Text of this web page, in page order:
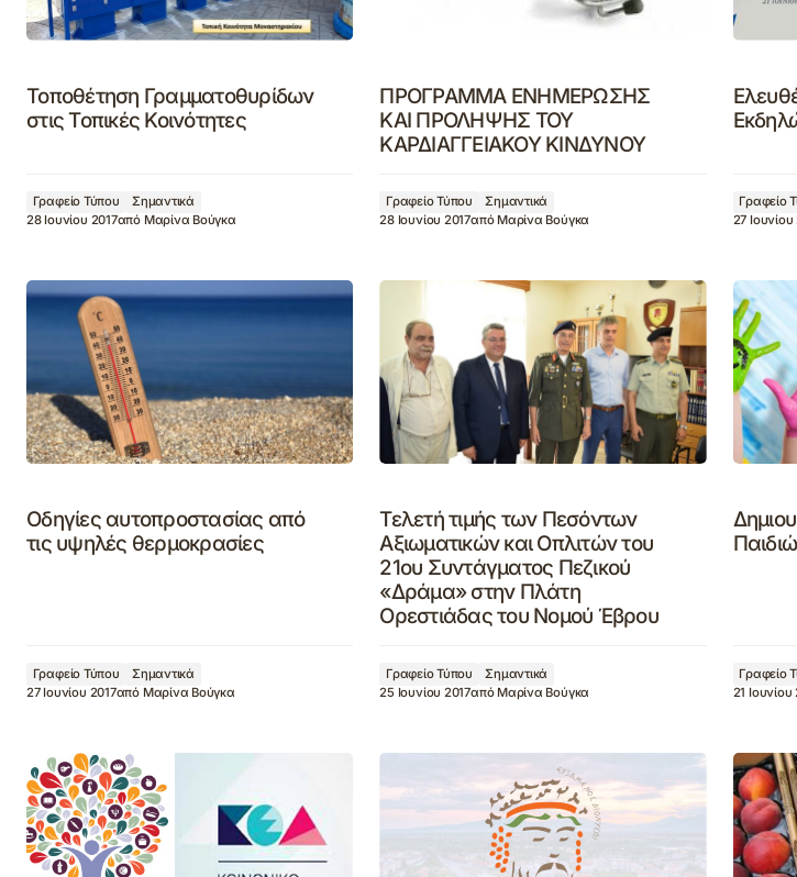
Τοποθέτηση Γραμματοθυρίδων
στις Τοπικές Κοινότητες
Γραφείο Τύπου
Σημαντικά
28 Ιουνίου 2017από Μαρίνα Βούγκα
ΠΡΟΓΡΑΜΜΑ ΕΝΗΜΕΡΩΣΗΣ
ΚΑΙ ΠΡΟΛΗΨΗΣ ΤΟΥ
ΚΑΡΔΙΑΓΓΕΙΑΚΟΥ ΚΙΝΔΥΝΟΥ
Γραφείο Τύπου
Σημαντικά
28 Ιουνίου 2017από Μαρίνα Βούγκα
Γραφείο
27 Ιουνίου
Οδηγίες αυτοπροστασίας από
τις υψηλές θερμοκρασίες
Γραφείο Τύπου
Σημαντικά
27 Ιουνίου 2017από Μαρίνα Βούγκα
Τελετή τιμής των Πεσόντων
Αξιωματικών και Οπλιτών του
21ου Συντάγματος Πεζικού
«Δράμα» στην Πλάτη
Ορεστιάδας του Νομού Έβρου
Γραφείο Τύπου
Σημαντικά
25 Ιουνίου 2017από Μαρίνα Βούγκα
Γραφείο
21 Ιουνίου